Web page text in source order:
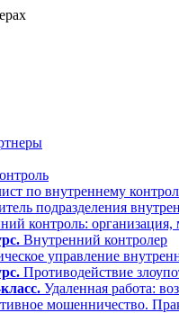
по внутреннему
подразделения
контроль: организация,
Внутренний контролер
управление
Противодействие
Удаленная работа:
мошенничество.